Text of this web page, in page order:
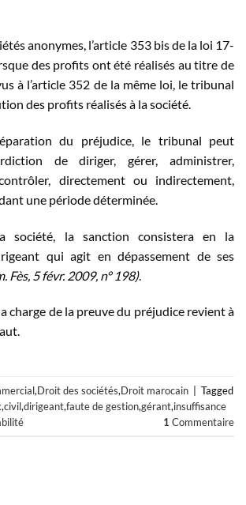
anonymes, l’article 353 bis de la loi 17-
des profits ont été réalisés au titre de
à l’article 352 de la même loi, le tribunal
des profits réalisés à la société.
du préjudice, le tribunal peut
de diriger, gérer, administrer,
directement ou indirectement,
une période déterminée.
société, la sanction consistera en la
qui agit en dépassement de ses
Fès, 5 févr. 2009, n° 198).
charge de la preuve du préjudice revient à
,Droit des sociétés,Droit marocain | Tagged
,civil,dirigeant,faute de gestion,gérant,insuffisance
1 Commentaire